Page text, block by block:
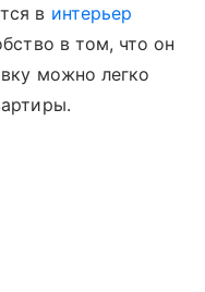
в интерьер
в том, что он
можно легко